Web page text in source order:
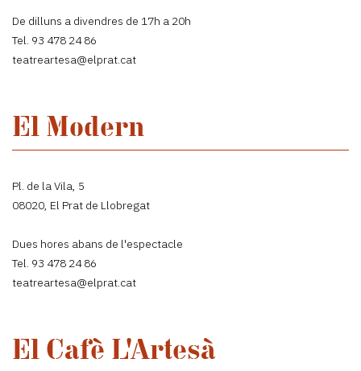
De dilluns a divendres de 17h a 20h
Tel. 93 478 24 86
teatreartesa@elprat.cat
El Modern
Pl. de la Vila, 5
08020, El Prat de Llobregat
Dues hores abans de l'espectacle
Tel. 93 478 24 86
teatreartesa@elprat.cat
El Cafè L'Artesà